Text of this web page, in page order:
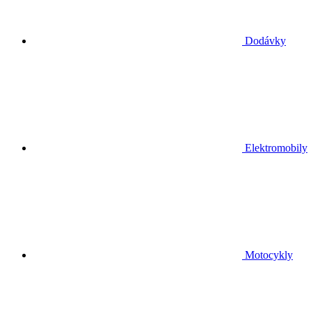
Dodávky
Elektromobily
Motocykly